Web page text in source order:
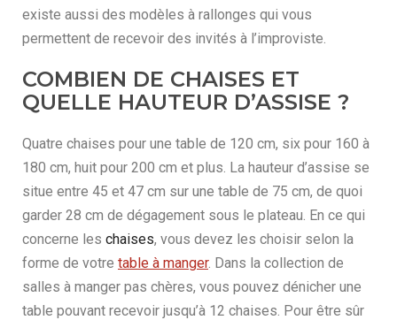
existe aussi des modèles à rallonges qui vous
permettent de recevoir des invités à l’improviste.
COMBIEN DE CHAISES ET
QUELLE HAUTEUR D’ASSISE ?
Quatre chaises pour une table de 120 cm, six pour 160 à
180 cm, huit pour 200 cm et plus. La hauteur d’assise se
situe entre 45 et 47 cm sur une table de 75 cm, de quoi
garder 28 cm de dégagement sous le plateau. En ce qui
concerne les chaises, vous devez les choisir selon la
forme de votre table à manger. Dans la collection de
salles à manger pas chères, vous pouvez dénicher une
table pouvant recevoir jusqu’à 12 chaises. Pour être sûr